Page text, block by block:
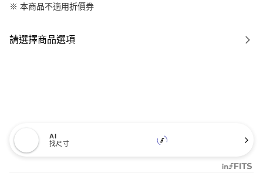
※ 本商品不適用折價券
請選擇商品選項
AI
找尺寸